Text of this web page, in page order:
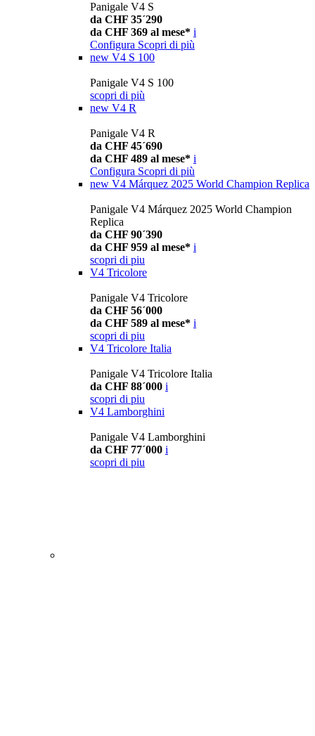
Panigale V4 S
da CHF 35´290
da CHF 369 al mese* i
Configura Scopri di più
new V4 S 100
Panigale V4 S 100
scopri di più
new V4 R
Panigale V4 R
da CHF 45´690
da CHF 489 al mese* i
Configura Scopri di più
new V4 Márquez 2025 World Champion Replica
Panigale V4 Márquez 2025 World Champion
Replica
da CHF 90´390
da CHF 959 al mese* i
scopri di piu
V4 Tricolore
Panigale V4 Tricolore
da CHF 56´000
da CHF 589 al mese* i
scopri di piu
V4 Tricolore Italia
Panigale V4 Tricolore Italia
da CHF 88´000 i
scopri di piu
V4 Lamborghini
Panigale V4 Lamborghini
da CHF 77´000 i
scopri di piu